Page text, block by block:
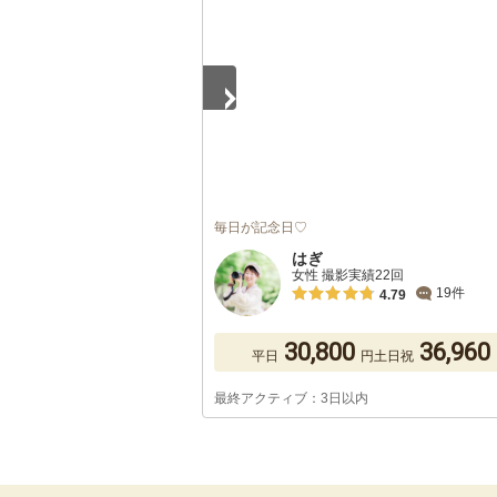
毎日が記念日♡
はぎ
女性 撮影実績22回
4.79
19件
平日 30,800 円土日祝 36,960
最終アクティブ：3日以内